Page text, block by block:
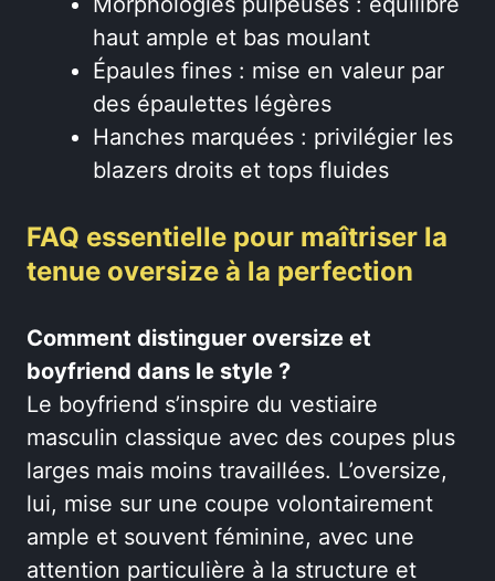
haut ample et bas moulant
Épaules fines : mise en valeur par
des épaulettes légères
Hanches marquées : privilégier les
blazers droits et tops fluides
FAQ essentielle pour maîtriser la
tenue oversize à la perfection
Comment distinguer oversize et
boyfriend dans le style ?
Le boyfriend s’inspire du vestiaire
masculin classique avec des coupes plus
larges mais moins travaillées. L’oversize,
lui, mise sur une coupe volontairement
ample et souvent féminine, avec une
attention particulière à la structure et